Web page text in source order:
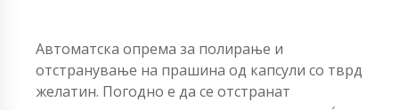
Автоматска опрема за полирање и
отстранување на прашина од капсули со тврд
желатин. Погодно е да се отстранат